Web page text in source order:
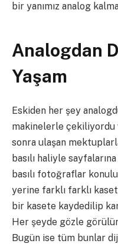
bir yanımız analog
Analogdan
Yaşam
Eskiden her şey
makinelerle
sonra ulaşan
basılı haliyle
basılı fotoğraflar
yerine farklı farklı
bir kasete kaydedilip
Her şeyde gözle
Bugün ise tüm bunlar